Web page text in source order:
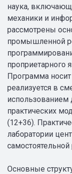
наука,
механики и
рассмотрены
промышленной
проприетарного
Программа носит
реализуется в
практических
(12+36).
лаборатории
Основные